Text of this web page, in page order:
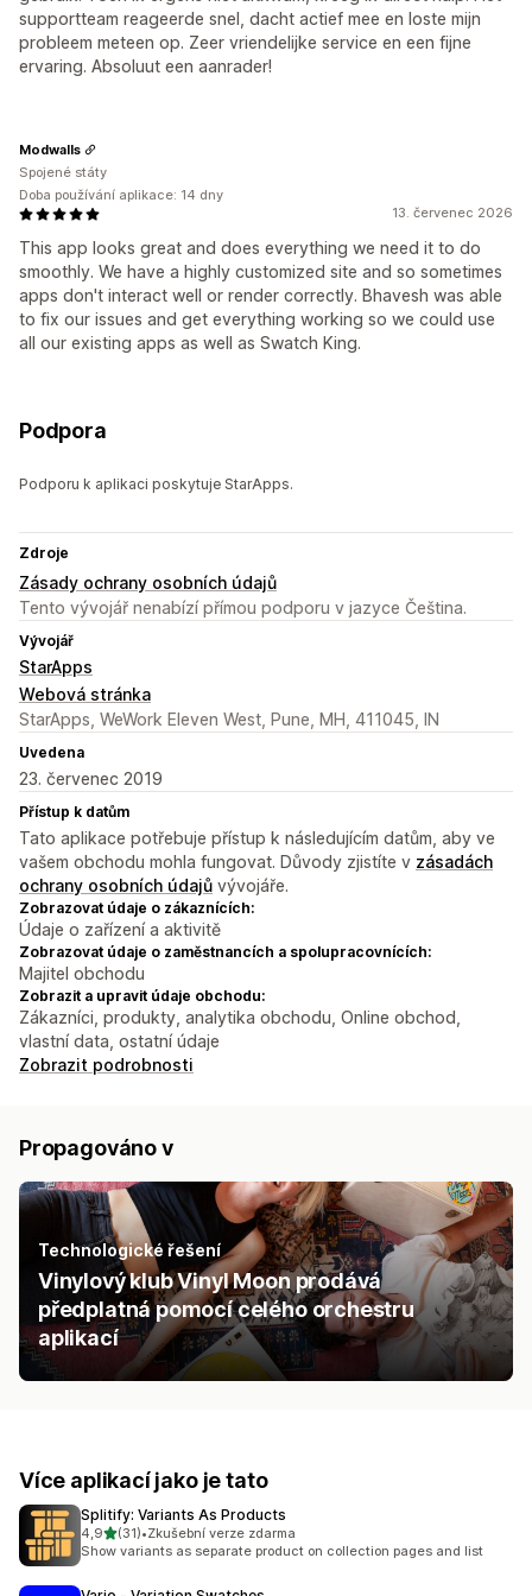
supportteam reageerde snel, dacht actief mee en loste mijn
probleem meteen op. Zeer vriendelijke service en een fijne
ervaring. Absoluut een aanrader!
13. červenec 2026
This app looks great and does everything we need it to do
smoothly. We have a highly customized site and so sometimes
apps don't interact well or render correctly. Bhavesh was able
to fix our issues and get everything working so we could use
all our existing apps as well as Swatch King.
Modwalls
Spojené státy
Doba používání aplikace: 14 dny
Podpora
Podporu k aplikaci poskytuje StarApps.
Zdroje
Zásady ochrany osobních údajů
Tento vývojář nenabízí přímou podporu v jazyce Čeština.
Vývojář
StarApps
Webová stránka
StarApps, WeWork Eleven West, Pune, MH, 411045, IN
Uvedena
23. červenec 2019
Přístup k datům
Tato aplikace potřebuje přístup k následujícím datům, aby ve
vašem obchodu mohla fungovat. Důvody zjistíte v zásadách
ochrany osobních údajů vývojáře.
Zobrazovat údaje o zákaznících:
Údaje o zařízení a aktivitě
Zobrazovat údaje o zaměstnancích a spolupracovnících:
Majitel obchodu
Zobrazit a upravit údaje obchodu:
Zákazníci, produkty, analytika obchodu, Online obchod,
vlastní data, ostatní údaje
Zobrazit podrobnosti
Propagováno v
Technologické řešení
Vinylový klub Vinyl Moon prodává
předplatná pomocí celého orchestru
aplikací
Více aplikací jako je tato
Splitify: Variants As Products
4,9z 5 hvězd
(31)
Celkový počet recenzí: 31
•Zkušební verze zdarma
Show variants as separate product on collection pages and list